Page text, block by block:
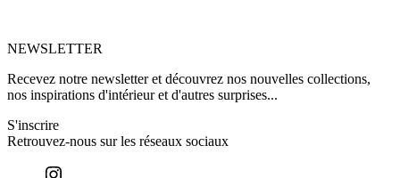
NEWSLETTER
Recevez notre newsletter et découvrez nos nouvelles collections,
nos inspirations d'intérieur et d'autres surprises...
S'inscrire
Retrouvez-nous sur les réseaux sociaux